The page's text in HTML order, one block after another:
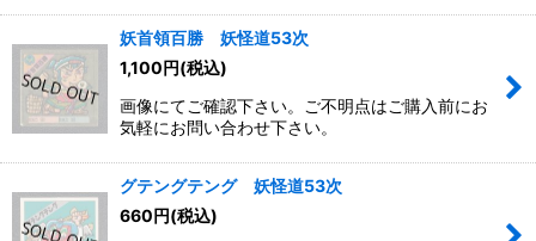
妖首領百勝 妖怪道53次
1,100円(税込)
画像にてご確認下さい。ご不明点はご購入前にお
気軽にお問い合わせ下さい。
グテングテング 妖怪道53次
660円(税込)